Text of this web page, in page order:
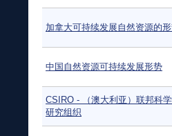
加拿大可持续发展自然资源的
中国自然资源可持续发展形势
CSIRO - （澳大利亚）联邦科
研究组织